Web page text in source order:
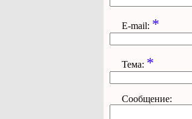
E-mail: *
Тема: *
Сообщение: